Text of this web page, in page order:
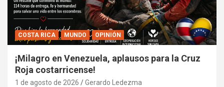
COSTA RICA MUNDO OPINIÓN
¡Milagro en Venezuela, aplausos para la Cruz
Roja costarricense!
1 de agosto de 2026 Gerardo Ledezma